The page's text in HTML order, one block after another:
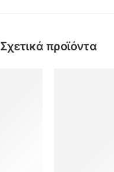
Σχετικά προϊόντα